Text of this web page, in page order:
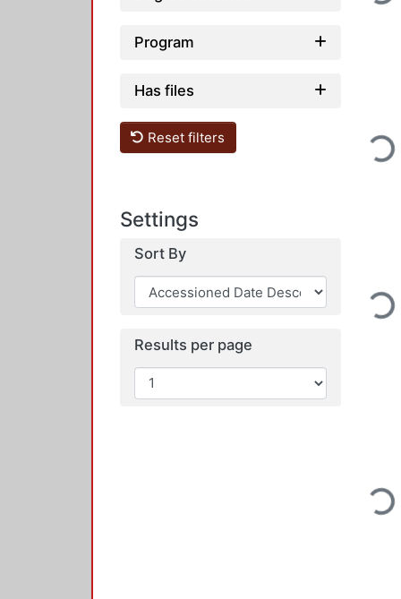
Program
Has files
Reset filters
Settings
Sort By
Results per page
Loading...
Loading...
Loading...